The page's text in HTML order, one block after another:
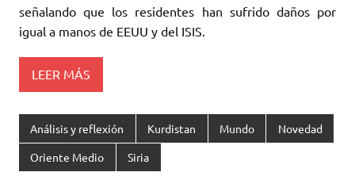
señalando que los residentes han sufrido daños por
igual a manos de EEUU y del ISIS.
LEER MÁS
Análisis y reflexión Kurdistan Mundo Novedad
Oriente Medio Siria